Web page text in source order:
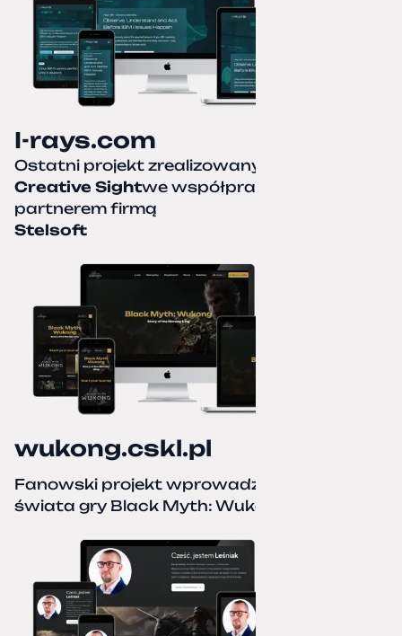
I-rays.com
Ostatni projekt zrealizowany przez
Creative Sightwe współpracy z naszym
partnerem firmą
Stelsoft
wukong.cskl.pl
Fanowski projekt wprowadzający do
świata gry Black Myth: Wukong